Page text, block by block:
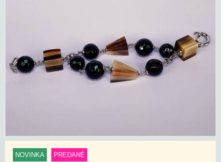
NOVINKA PREDANÉ